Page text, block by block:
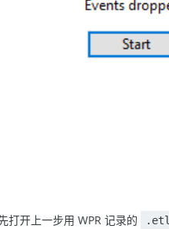
打开上一步用 WPR 记录的 .etl